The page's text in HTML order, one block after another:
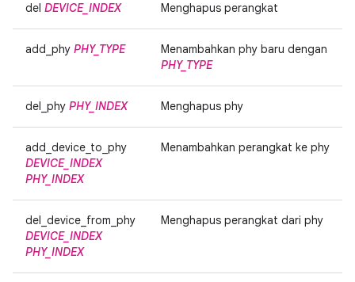
del DEVICE_INDEX Menghapus perangkat
add_phy PHY_TYPE
Menambahkan phy baru dengan
PHY_TYPE
del_phy PHY_INDEX Menghapus phy
add_device_to_phy
DEVICE_INDEX
PHY_INDEX
Menambahkan perangkat ke phy
del_device_from_phy
DEVICE_INDEX
PHY_INDEX
Menghapus perangkat dari phy